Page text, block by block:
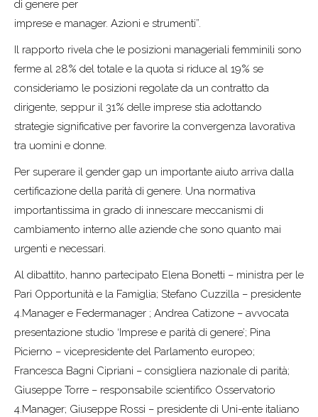
di genere per
imprese e manager. Azioni e strumenti”.
Il rapporto rivela che le posizioni manageriali femminili sono
ferme al 28% del totale e la quota si riduce al 19% se
consideriamo le posizioni regolate da un contratto da
dirigente, seppur il 31% delle imprese stia adottando
strategie significative per favorire la convergenza lavorativa
tra uomini e donne.
Per superare il gender gap un importante aiuto arriva dalla
certificazione della parità di genere. Una normativa
importantissima in grado di innescare meccanismi di
cambiamento interno alle aziende che sono quanto mai
urgenti e necessari.
Al dibattito, hanno partecipato Elena Bonetti – ministra per le
Pari Opportunità e la Famiglia; Stefano Cuzzilla – presidente
4.Manager e Federmanager ; Andrea Catizone – avvocata
presentazione studio ‘Imprese e parità di genere’; Pina
Picierno – vicepresidente del Parlamento europeo;
Francesca Bagni Cipriani – consigliera nazionale di parità;
Giuseppe Torre – responsabile scientifico Osservatorio
4.Manager; Giuseppe Rossi – presidente di Uni-ente italiano